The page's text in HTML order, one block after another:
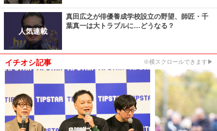
人気連載
真田広之が俳優養成学校設立の野望、師匠・千
葉真一は大トラブルに…どうなる？
イチオシ記事 ※横スクロールできます▶